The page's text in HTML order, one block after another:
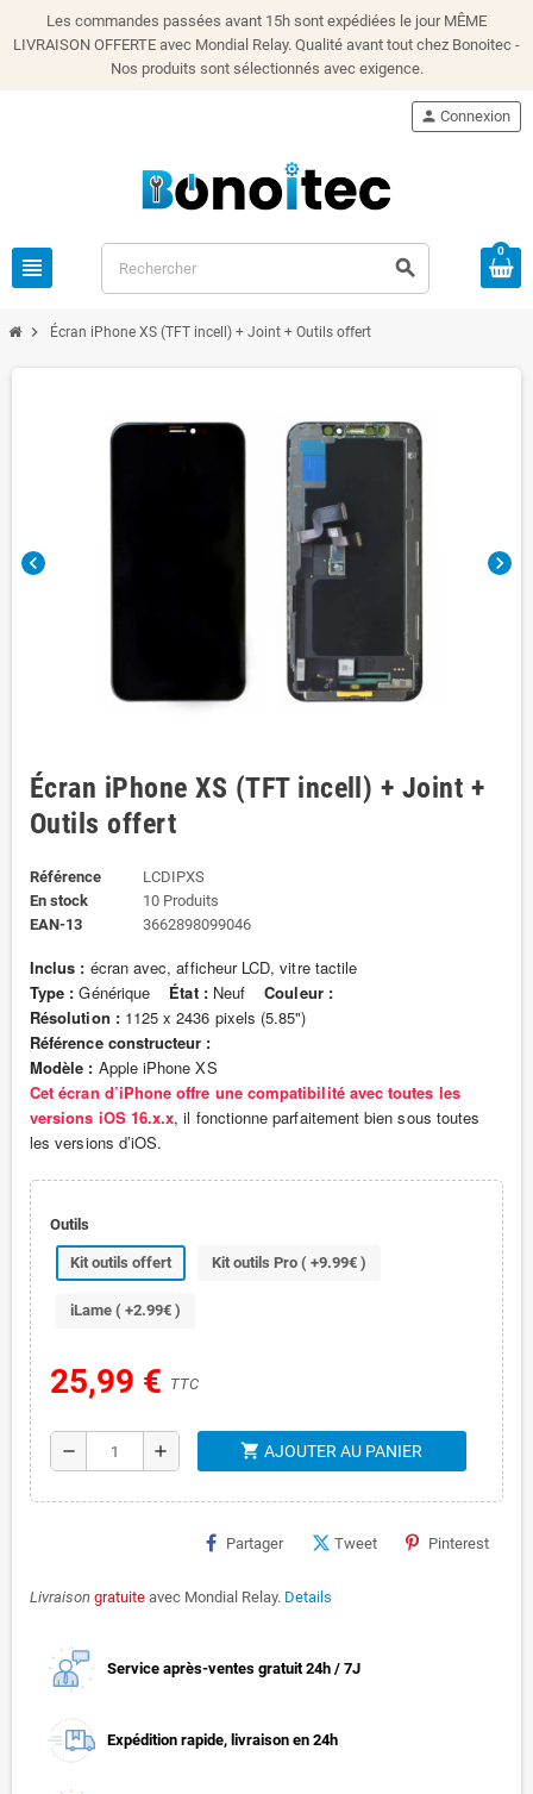
Les commandes passées avant 15h sont expédiées le jour MÊME
LIVRAISON OFFERTE avec Mondial Relay. Qualité avant tout chez Bonoitec -
Nos produits sont sélectionnés avec exigence.
view_headline search
person Connexion
0
chevron_right Écran iPhone XS (TFT incell) + Joint + Outils offert
chevron_left chevron_right
Écran iPhone XS (TFT incell) + Joint +
Outils offert
Référence
LCDIPXS
En stock
10 Produits
EAN-13
3662898099046
Inclus : écran avec, afficheur LCD, vitre tactile
Type : Générique État :NeufCouleur :
Résolution :1125 x 2436 pixels (5.85")
Référence constructeur :
Modèle : Apple iPhone XS
Cet écran d’iPhone offre une compatibilité avec toutes les
versions iOS 16.x.x, il fonctionne parfaitement bien sous toutes
les versions d’iOS.
Outils
Kit outils offert Kit outils Pro ( +9.99€ )
iLame ( +2.99€ )
25,99 € TTC
remove add shopping_cart AJOUTER AU PANIER
Partager Tweet Pinterest
Livraison gratuite avec Mondial Relay. Details
Service après-ventes gratuit 24h / 7J
Expédition rapide, livraison en 24h